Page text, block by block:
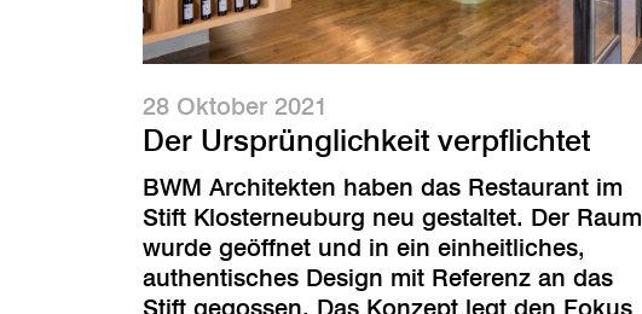
28 Oktober 2021
Der Ursprünglichkeit verpflichtet
BWM Architekten haben das Restaurant im
Stift Klosterneuburg neu gestaltet. Der Raum
wurde geöffnet und in ein einheitliches,
authentisches Design mit Referenz an das
Stift gegossen. Das Konzept legt den Fokus